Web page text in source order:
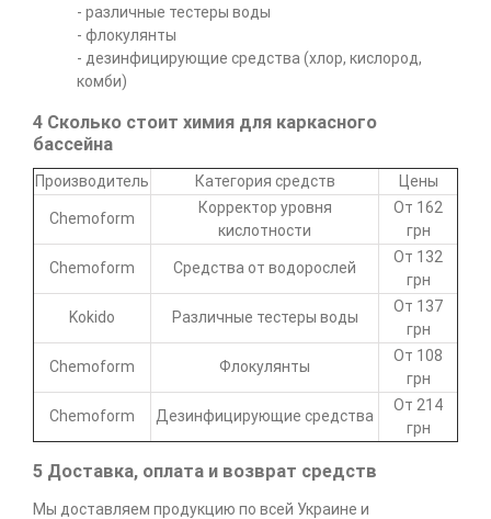
- различные тестеры воды
- флокулянты
- дезинфицирующие средства (хлор, кислород,
комби)
4 Сколько стоит химия для каркасного
бассейна
Производитель Категория средств Цены
Chemoform
Корректор уровня
кислотности
От 162
грн
Chemoform Средства от водорослей
От 132
грн
Kokido Различные тестеры воды
От 137
грн
Chemoform Флокулянты
От 108
грн
Chemoform Дезинфицирующие средства
От 214
грн
5 Доставка, оплата и возврат средств
Мы доставляем продукцию по всей Украине и